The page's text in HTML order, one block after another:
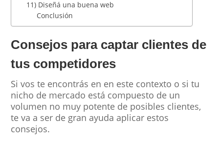
11) Diseñá una buena web
Conclusión
Consejos para captar clientes de
tus competidores
Si vos te encontrás en en este contexto o si tu
nicho de mercado está compuesto de un
volumen no muy potente de posibles clientes,
te va a ser de gran ayuda aplicar estos
consejos.